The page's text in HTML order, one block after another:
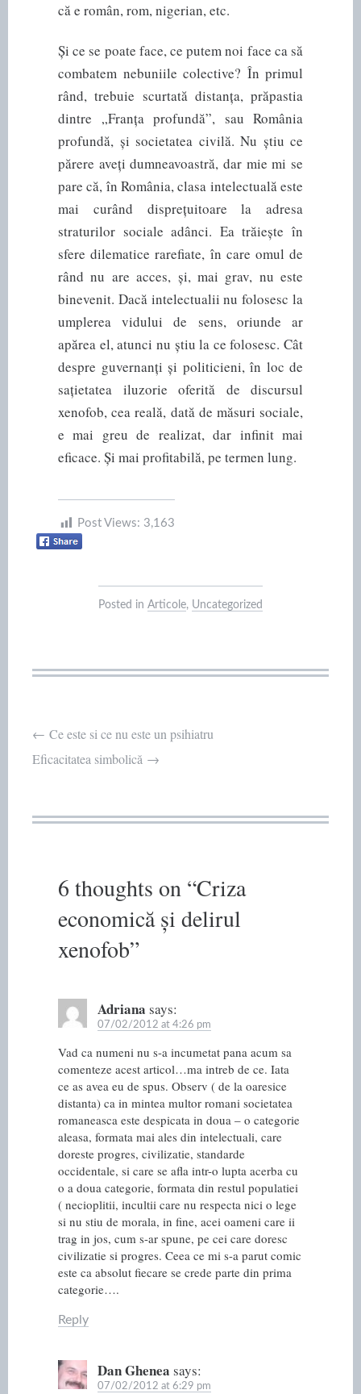
că e român, rom, nigerian, etc.
Și ce se poate face, ce putem noi face ca să
combatem nebuniile colective? În primul
rând, trebuie scurtată distanța, prăpastia
dintre „Franța profundă”, sau România
profundă, și societatea civilă. Nu știu ce
părere aveți dumneavoastră, dar mie mi se
pare că, în România, clasa intelectuală este
mai curând disprețuitoare la adresa
straturilor sociale adânci. Ea trăiește în
sfere dilematice rarefiate, în care omul de
rând nu are acces, și, mai grav, nu este
binevenit. Dacă intelectualii nu folosesc la
umplerea vidului de sens, oriunde ar
apărea el, atunci nu știu la ce folosesc. Cât
despre guvernanți și politicieni, în loc de
sațietatea iluzorie oferită de discursul
xenofob, cea reală, dată de măsuri sociale,
e mai greu de realizat, dar infinit mai
eficace. Și mai profitabilă, pe termen lung.
Post Views: 3,163
Posted in Articole, Uncategorized
Post
← Ce este si ce nu este un psihiatru
Eficacitatea simbolică →
6 thoughts on “Criza
economică și delirul
xenofob”
Adriana says:
07/02/2012 at 4:26 pm
Vad ca numeni nu s-a incumetat pana acum sa
comenteze acest articol…ma intreb de ce. Iata
ce as avea eu de spus. Observ ( de la oaresice
distanta) ca in mintea multor romani societatea
romaneasca este despicata in doua – o categorie
aleasa, formata mai ales din intelectuali, care
doreste progres, civilizatie, standarde
occidentale, si care se afla intr-o lupta acerba cu
o a doua categorie, formata din restul populatiei
( necioplitii, incultii care nu respecta nici o lege
si nu stiu de morala, in fine, acei oameni care ii
trag in jos, cum s-ar spune, pe cei care doresc
civilizatie si progres. Ceea ce mi s-a parut comic
este ca absolut fiecare se crede parte din prima
categorie….
Reply
Dan Ghenea says:
07/02/2012 at 6:29 pm